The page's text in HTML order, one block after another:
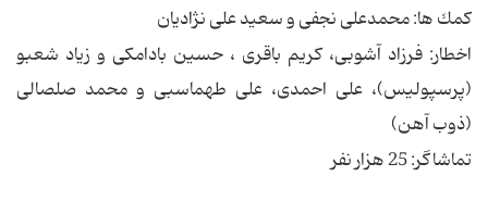
كمك ها: محمدعلى نجفى و سعید على نژادیان
اخطار: فرزاد آشوبى، كریم باقرى ، حسین بادامكى و زیاد شعبو
(پرسپولیس)، على احمدى، على طهماسبى و محمد صلصالى
(ذوب آهن)
تماشاگر: 25 هزار نفر